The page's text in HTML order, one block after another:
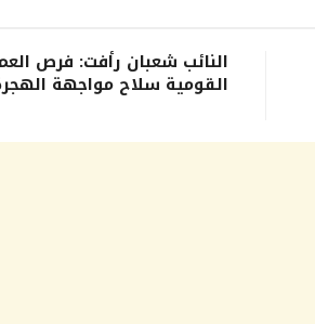
النائب شعبان رأفت: فرص
القومية سلاح مواجهة